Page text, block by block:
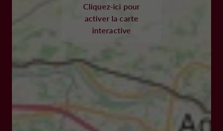
Cliquez-ici pour
activer la carte
interactive